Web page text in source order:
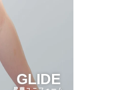
GLIDE